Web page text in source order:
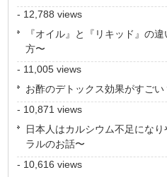
- 12,788 views
『オイル』と『リキッド』の
方〜
- 11,005 views
お酢のデトックス効果がすご
- 10,871 views
日本人はカルシウム不足にな
ラルのお話〜
- 10,616 views